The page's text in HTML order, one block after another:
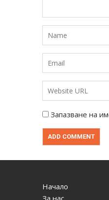
Запазване на
Начало